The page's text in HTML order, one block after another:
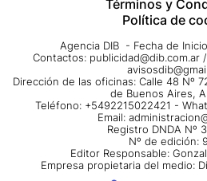
Términos y
Política de
Agencia DIB - Fecha de
Contactos: publicidad@dib.com.ar /
Dirección de las oficinas: Calle 48 Nº
de Buenos Aires,
Teléfono: +5492215022421 -
Email:
Registro DNDA Nº
Nº de edición:
Editor Responsable:
Empresa propietaria del medio: